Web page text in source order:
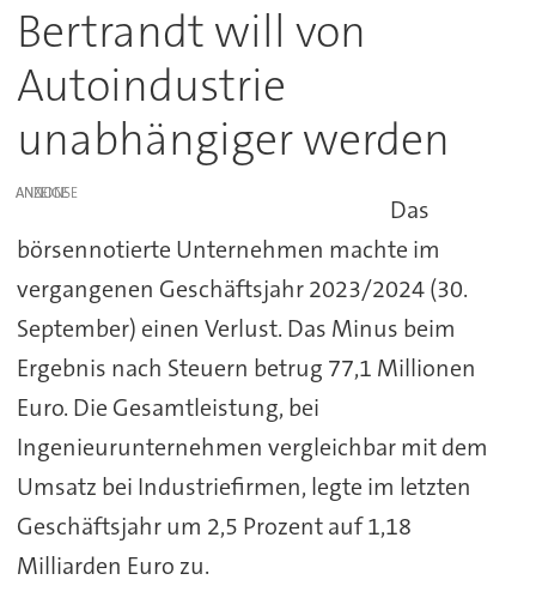
Bertrandt will von
Autoindustrie
unabhängiger werden
ANZEIGE
Das
börsennotierte Unternehmen machte im
vergangenen Geschäftsjahr 2023/2024 (30.
September) einen Verlust. Das Minus beim
Ergebnis nach Steuern betrug 77,1 Millionen
Euro. Die Gesamtleistung, bei
Ingenieurunternehmen vergleichbar mit dem
Umsatz bei Industriefirmen, legte im letzten
Geschäftsjahr um 2,5 Prozent auf 1,18
Milliarden Euro zu.